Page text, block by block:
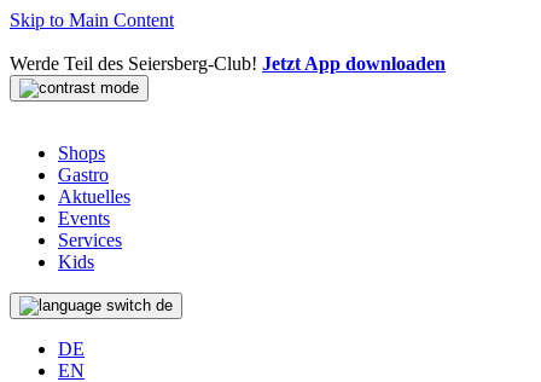
Skip to Main Content
Werde Teil des Seiersberg-Club! Jetzt App downloaden
Shops
Gastro
Aktuelles
Events
Services
Kids
de
DE
EN